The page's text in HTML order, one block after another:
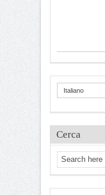
Italiano
Cerca